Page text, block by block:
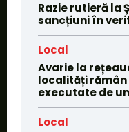
Razie rutieră la
sancțiuni în
Local
Avarie la
localități
executate de
Local